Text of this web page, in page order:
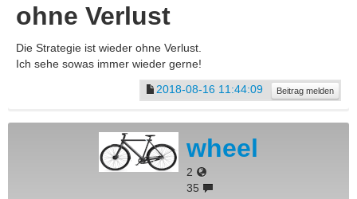
ohne Verlust
Die Strategie ist wieder ohne Verlust.
Ich sehe sowas immer wieder gerne!
2018-08-16 11:44:09
Beitrag melden
wheel
2
35